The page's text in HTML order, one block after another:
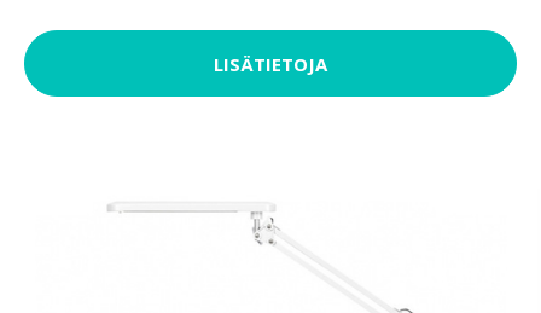
LISÄTIETOJA